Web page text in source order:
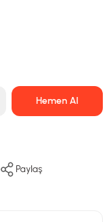
Hemen Al
Paylaş